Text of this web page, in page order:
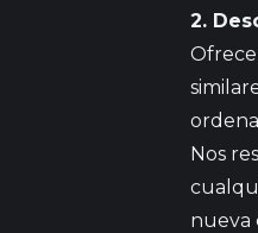
2.
Nos
nueva